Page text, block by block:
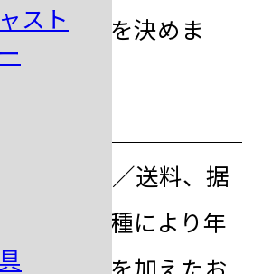
スト
類や数量を決めま
書発行
容に梱包／送料、据
整費や機種により年
ト料などを加えたお